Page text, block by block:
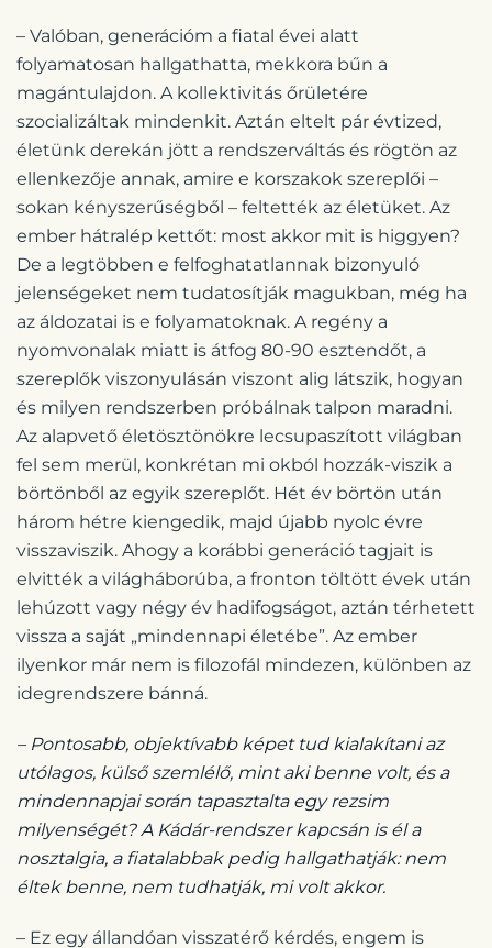
– Valóban, generációm a fiatal évei alatt
folyamatosan hallgathatta, mekkora bűn a
magántulajdon. A kollektivitás őrületére
szocializáltak mindenkit. Aztán eltelt pár évtized,
életünk derekán jött a rendszerváltás és rögtön az
ellenkezője annak, amire e korszakok szereplői –
sokan kényszerűségből – feltették az életüket. Az
ember hátralép kettőt: most akkor mit is higgyen?
De a legtöbben e felfoghatatlannak bizonyuló
jelenségeket nem tudatosítják magukban, még ha
az áldozatai is e folyamatoknak. A regény a
nyomvonalak miatt is átfog 80-90 esztendőt, a
szereplők viszonyulásán viszont alig látszik, hogyan
és milyen rendszerben próbálnak talpon maradni.
Az alapvető életösztönökre lecsupaszított világban
fel sem merül, konkrétan mi okból hozzák-viszik a
börtönből az egyik szereplőt. Hét év börtön után
három hétre kiengedik, majd újabb nyolc évre
visszaviszik. Ahogy a korábbi generáció tagjait is
elvitték a világháborúba, a fronton töltött évek után
lehúzott vagy négy év hadifogságot, aztán térhetett
vissza a saját „mindennapi életébe”. Az ember
ilyenkor már nem is filozofál mindezen, különben az
idegrendszere bánná.
– Pontosabb, objektívabb képet tud kialakítani az
utólagos, külső szemlélő, mint aki benne volt, és a
mindennapjai során tapasztalta egy rezsim
milyenségét? A Kádár-rendszer kapcsán is él a
nosztalgia, a fiatalabbak pedig hallgathatják: nem
éltek benne, nem tudhatják, mi volt akkor.
– Ez egy állandóan visszatérő kérdés, engem is